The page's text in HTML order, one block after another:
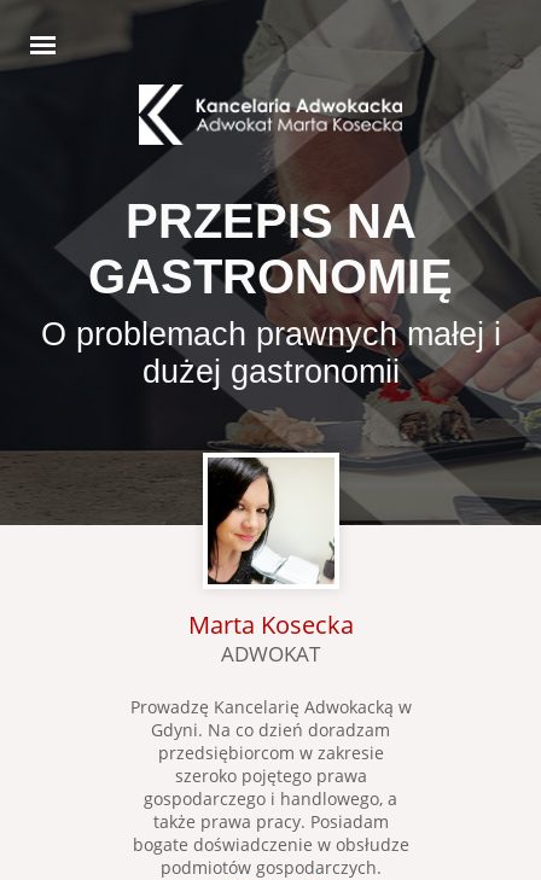
PRZEPIS NA
GASTRONOMIĘ
O problemach prawnych małej i
dużej gastronomii
Marta Kosecka
ADWOKAT
Prowadzę Kancelarię Adwokacką w
Gdyni. Na co dzień doradzam
przedsiębiorcom w zakresie
szeroko pojętego prawa
gospodarczego i handlowego, a
także prawa pracy. Posiadam
bogate doświadczenie w obsłudze
podmiotów gospodarczych.